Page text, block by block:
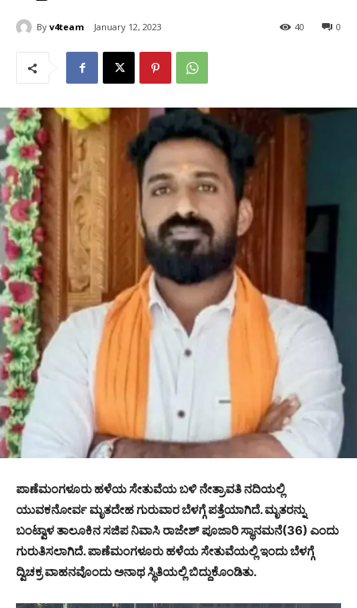
By v4team January 12, 2023 0
40
ಪಾಣೆಮಂಗಳೂರು ಹಳೆಯ ಸೇತುವೆಯ ಬಳಿ ನೇತ್ರಾವತಿ ನದಿಯಲ್ಲಿ
ಯುವಕನೋರ್ವ ಮೃತದೇಹ ಗುರುವಾರ ಬೆಳಗ್ಗೆ ಪತ್ತೆಯಾಗಿದೆ. ಮೃತರನ್ನು
ಬಂಟ್ವಾಳ ತಾಲೂಕಿನ ಸಜಿಪ ನಿವಾಸಿ ರಾಜೇಶ್ ಪೂಜಾರಿ ಸ್ಥಾನಮನೆ(36) ಎಂದು
ಗುರುತಿಸಲಾಗಿದೆ. ಪಾಣೆಮಂಗಳೂರು ಹಳೆಯ ಸೇತುವೆಯಲ್ಲಿ ಇಂದು ಬೆಳಗ್ಗೆ
ದ್ವಿಚಕ್ರ ವಾಹನವೊಂದು ಅನಾಥ ಸ್ಥಿತಿಯಲ್ಲಿ ಬಿದ್ದುಕೊಂಡಿತು.